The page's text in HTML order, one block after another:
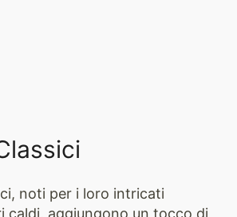
noti per i loro intricati
caldi, aggiungono un tocco di